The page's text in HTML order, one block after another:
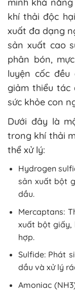
minh khả
khí thải độc
xuất đa dạng
sản xuất cao
phân bón,
luyện cốc
giảm thiểu tác
sức khỏe con
Dưới đây là
trong khí thải
thể xử lý:
Hydrogen
sản xuất bột
dầu.
Mercaptans:
xuất bột giấy,
hợp.
Sulfide: Phát
dầu và xử lý
Amoniac